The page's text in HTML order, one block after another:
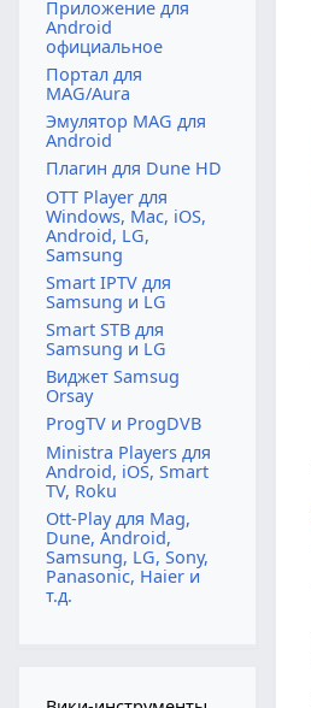
Настройка
Приложение для
Android
официальное
Портал для
MAG/Aura
Эмулятор MAG для
Android
Плагин для Dune HD
OTT Player для
Windows, Mac, iOS,
Android, LG,
Samsung
Smart IPTV для
Samsung и LG
Smart STB для
Samsung и LG
Виджет Samsug
Orsay
ProgTV и ProgDVB
Ministra Players для
Android, iOS, Smart
TV, Roku
Ott-Play для Mag,
Dune, Android,
Samsung, LG, Sony,
Panasonic, Haier и
т.д.